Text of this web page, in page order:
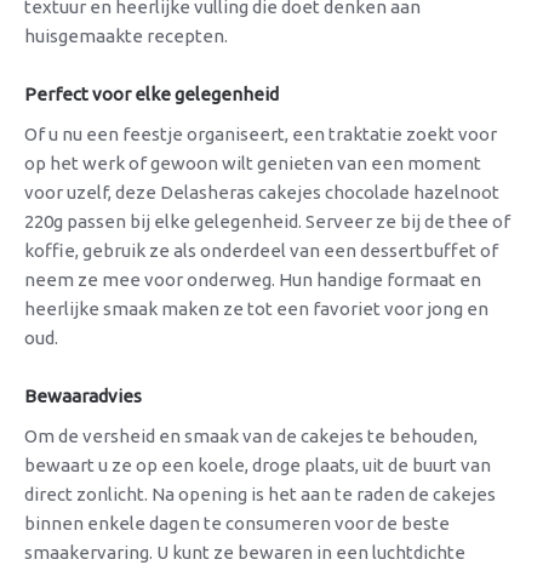
textuur en heerlijke vulling die doet denken aan
huisgemaakte recepten.
Perfect voor elke gelegenheid
Of u nu een feestje organiseert, een traktatie zoekt voor
op het werk of gewoon wilt genieten van een moment
voor uzelf, deze Delasheras cakejes chocolade hazelnoot
220g passen bij elke gelegenheid. Serveer ze bij de thee of
koffie, gebruik ze als onderdeel van een dessertbuffet of
neem ze mee voor onderweg. Hun handige formaat en
heerlijke smaak maken ze tot een favoriet voor jong en
oud.
Bewaaradvies
Om de versheid en smaak van de cakejes te behouden,
bewaart u ze op een koele, droge plaats, uit de buurt van
direct zonlicht. Na opening is het aan te raden de cakejes
binnen enkele dagen te consumeren voor de beste
smaakervaring. U kunt ze bewaren in een luchtdichte